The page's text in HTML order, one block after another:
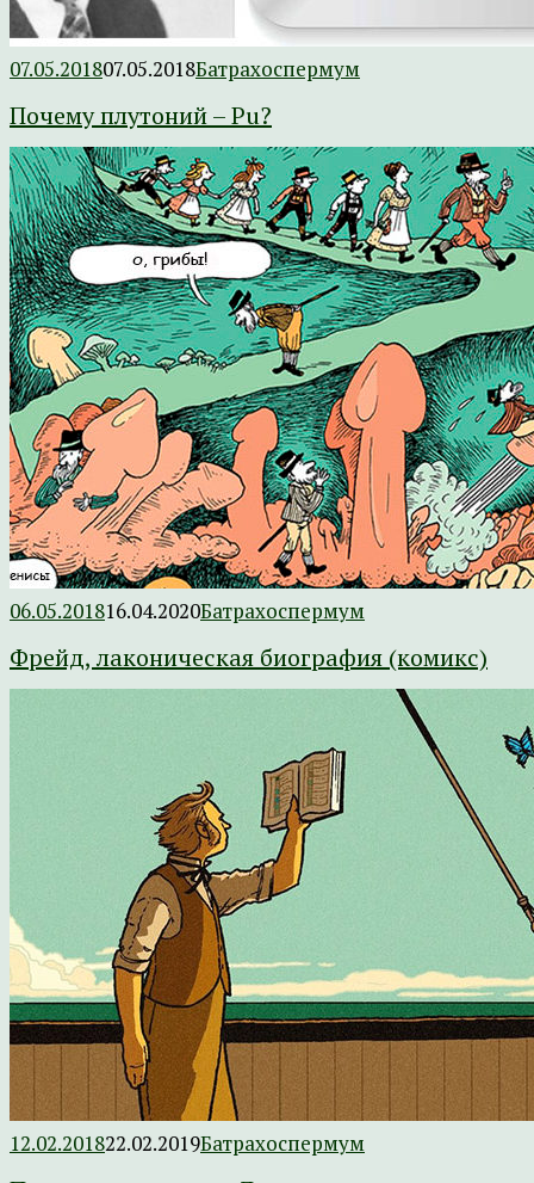
07.05.201807.05.2018Батрахоспермум
Почему плутоний – Pu?
06.05.201816.04.2020Батрахоспермум
Фрейд, лаконическая биография (комикс)
12.02.201822.02.2019Батрахоспермум